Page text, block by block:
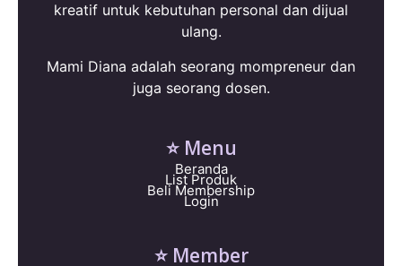
kreatif untuk kebutuhan personal dan dijual
ulang.
Mami Diana adalah seorang mompreneur dan
juga seorang dosen.
⭐ Menu
Beranda
List Produk
Beli Membership
Login
⭐ Member